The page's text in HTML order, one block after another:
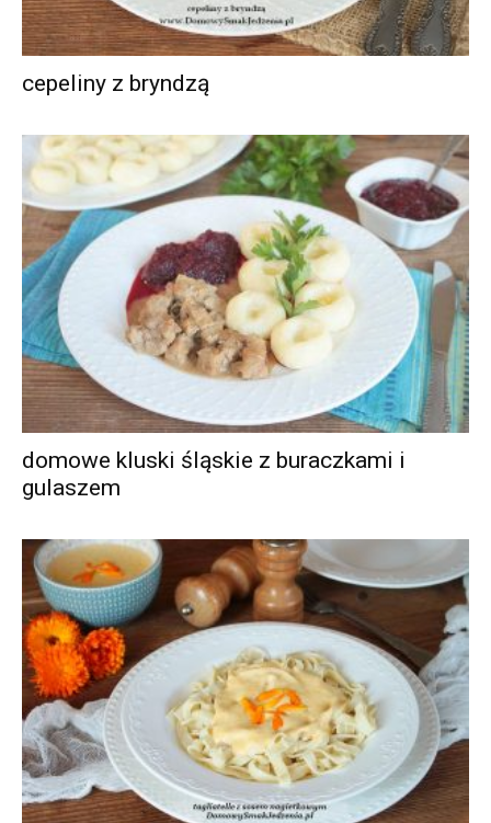
cepeliny z bryndzą
domowe kluski śląskie z buraczkami i
gulaszem